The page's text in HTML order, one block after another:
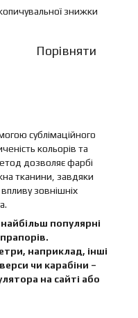
знижки
Порівняти
сублімаційного
кольорів та
дозволяє фарбі
тканини, завдяки
зовнішніх
популярні
наприклад, інші
чи карабіни –
на сайті або